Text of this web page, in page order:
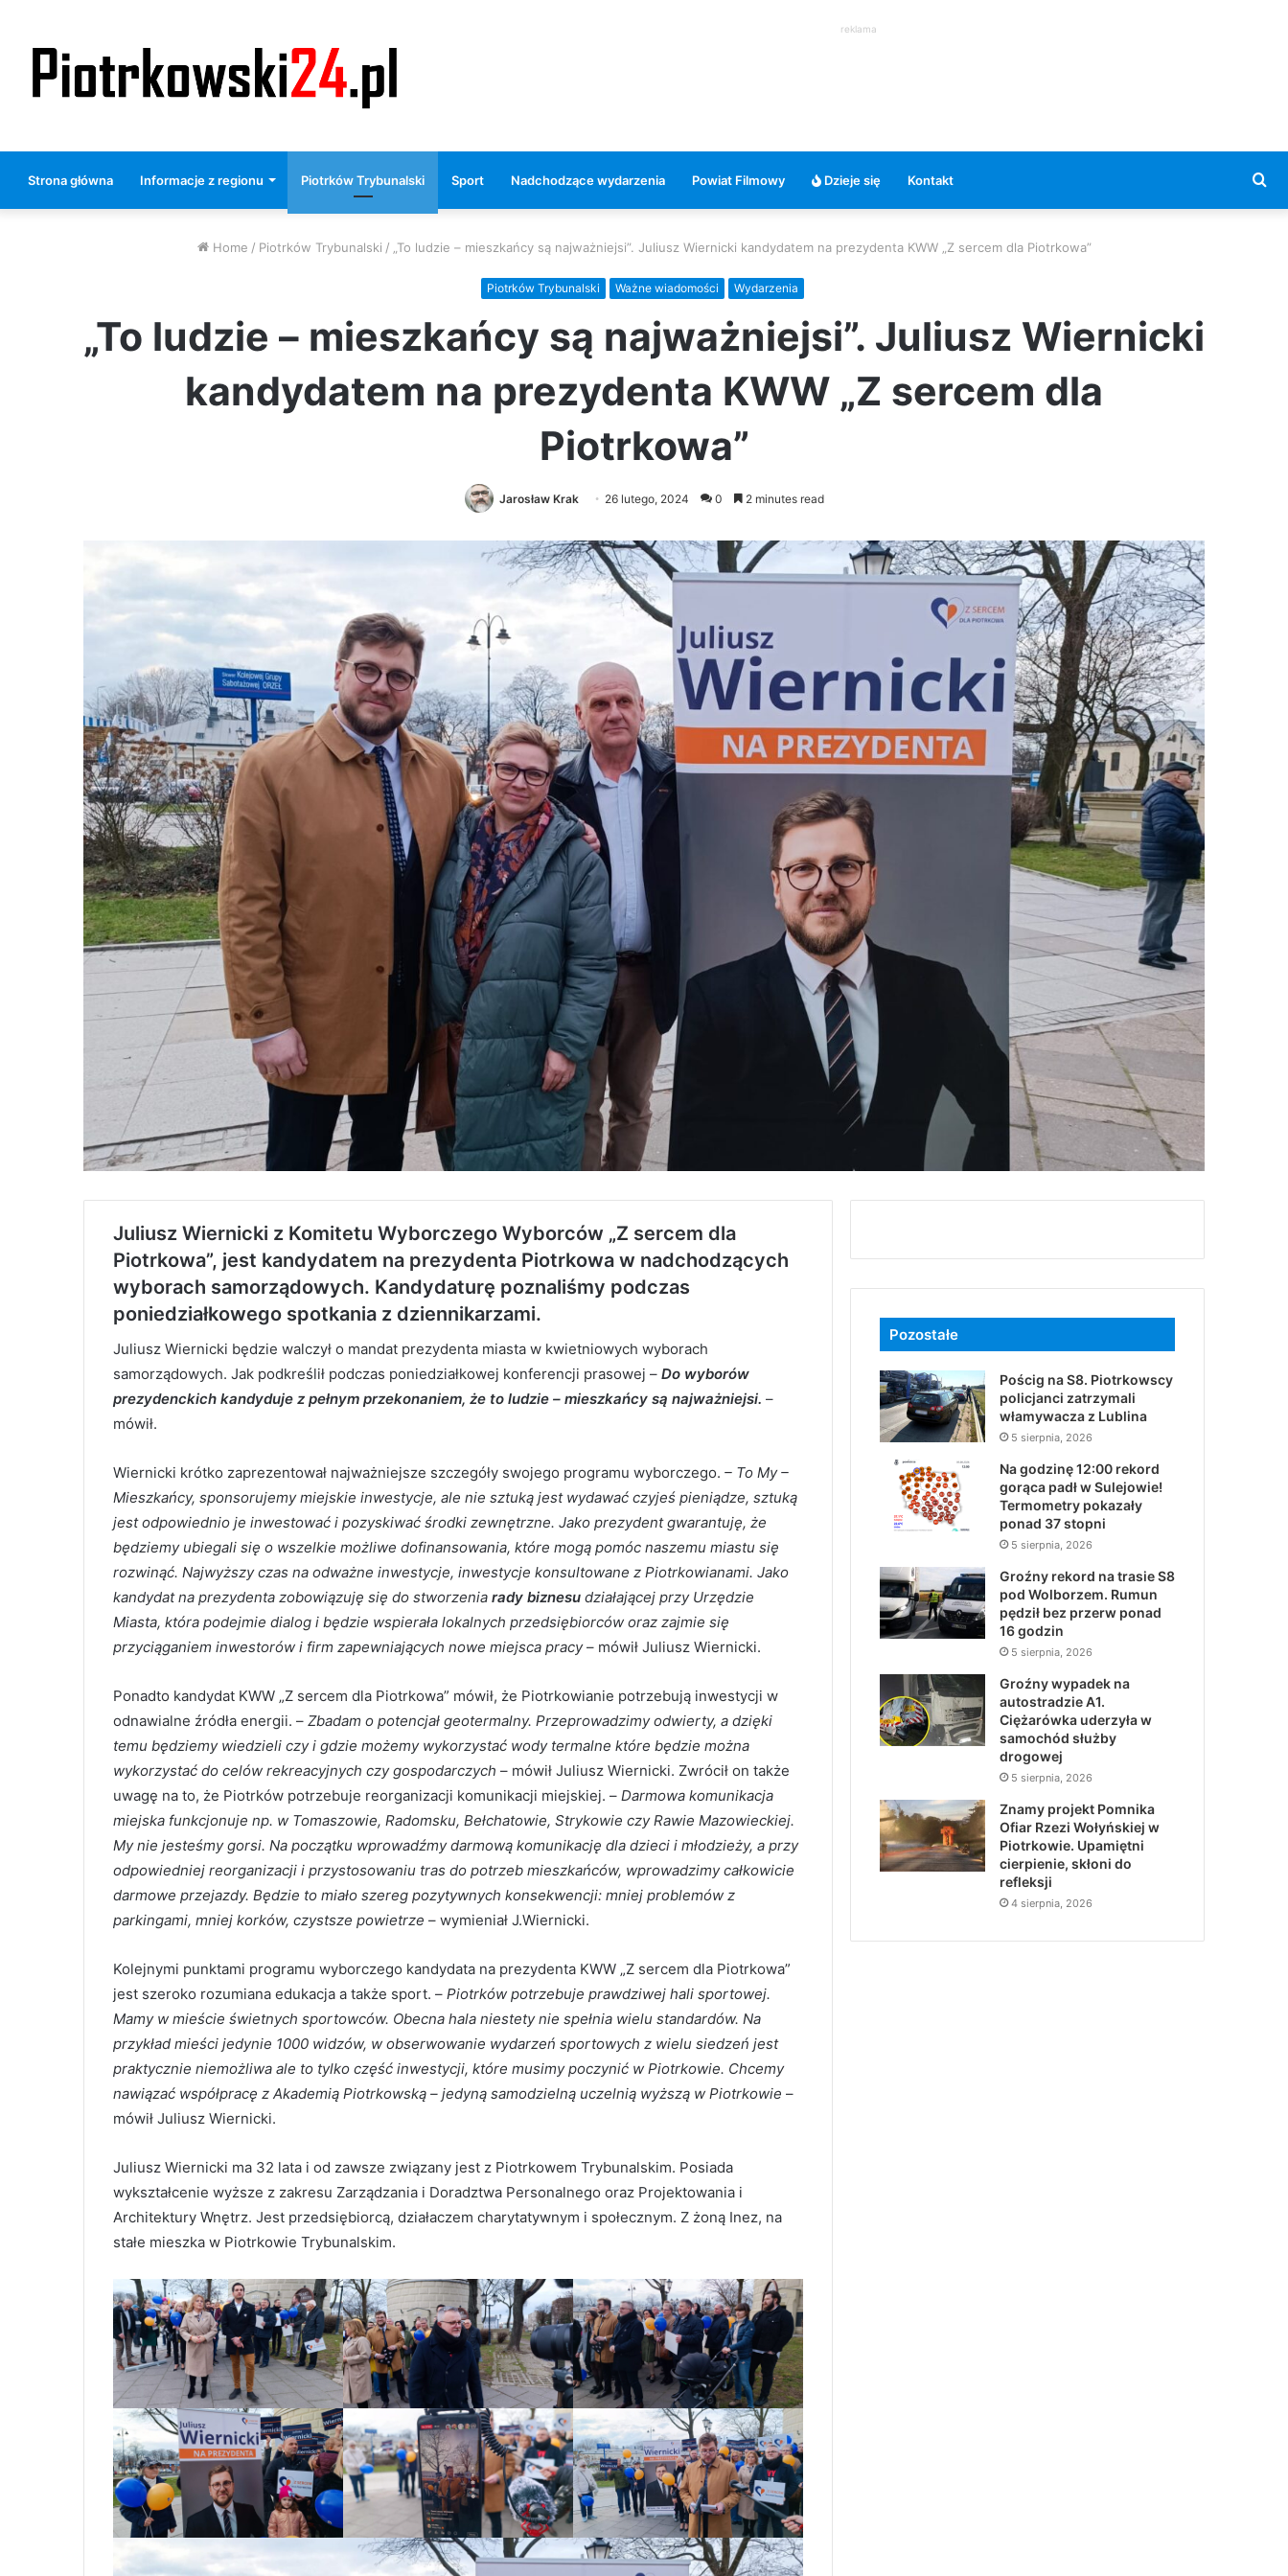
reklama
Strona główna Informacje z regionu Piotrków Trybunalski Sport Nadchodzące wydarzenia Powiat Filmowy Dzieje się Kontakt
Home / Piotrków Trybunalski / „To ludzie – mieszkańcy są najważniejsi”. Juliusz Wiernicki kandydatem na prezydenta KWW „Z sercem dla Piotrkowa”
Piotrków Trybunalski Ważne wiadomości Wydarzenia
„To ludzie – mieszkańcy są najważniejsi”. Juliusz Wiernicki
kandydatem na prezydenta KWW „Z sercem dla
Piotrkowa”
Jarosław Krak 26 lutego, 2024 0 2 minutes read
Juliusz Wiernicki z Komitetu Wyborczego Wyborców „Z sercem dla
Piotrkowa”, jest kandydatem na prezydenta Piotrkowa w nadchodzących
wyborach samorządowych. Kandydaturę poznaliśmy podczas
poniedziałkowego spotkania z dziennikarzami.
Juliusz Wiernicki będzie walczył o mandat prezydenta miasta w kwietniowych wyborach
samorządowych. Jak podkreślił podczas poniedziałkowej konferencji prasowej – Do wyborów
prezydenckich kandyduje z pełnym przekonaniem, że to ludzie – mieszkańcy są najważniejsi. –
mówił.
Wiernicki krótko zaprezentował najważniejsze szczegóły swojego programu wyborczego. – To My –
Mieszkańcy, sponsorujemy miejskie inwestycje, ale nie sztuką jest wydawać czyjeś pieniądze, sztuką
jest odpowiednio je inwestować i pozyskiwać środki zewnętrzne. Jako prezydent gwarantuję, że
będziemy ubiegali się o wszelkie możliwe dofinansowania, które mogą pomóc naszemu miastu się
rozwinąć. Najwyższy czas na odważne inwestycje, inwestycje konsultowane z Piotrkowianami. Jako
kandydat na prezydenta zobowiązuję się do stworzenia rady biznesu działającej przy Urzędzie
Miasta, która podejmie dialog i będzie wspierała lokalnych przedsiębiorców oraz zajmie się
przyciąganiem inwestorów i firm zapewniających nowe miejsca pracy– mówił Juliusz Wiernicki.
Ponadto kandydat KWW „Z sercem dla Piotrkowa” mówił, że Piotrkowianie potrzebują inwestycji w
odnawialne źródła energii. – Zbadam o potencjał geotermalny. Przeprowadzimy odwierty, a dzięki
temu będziemy wiedzieli czy i gdzie możemy wykorzystać wody termalne które będzie można
wykorzystać do celów rekreacyjnych czy gospodarczych – mówił Juliusz Wiernicki. Zwrócił on także
uwagę na to, że Piotrków potrzebuje reorganizacji komunikacji miejskiej. – Darmowa komunikacja
miejska funkcjonuje np. w Tomaszowie, Radomsku, Bełchatowie, Strykowie czy Rawie Mazowieckiej.
My nie jesteśmy gorsi. Na początku wprowadźmy darmową komunikację dla dzieci i młodzieży, a przy
odpowiedniej reorganizacji i przystosowaniu tras do potrzeb mieszkańców, wprowadzimy całkowicie
darmowe przejazdy. Będzie to miało szereg pozytywnych konsekwencji: mniej problemów z
parkingami, mniej korków, czystsze powietrze – wymieniał J.Wiernicki.
Kolejnymi punktami programu wyborczego kandydata na prezydenta KWW „Z sercem dla Piotrkowa”
jest szeroko rozumiana edukacja a także sport. – Piotrków potrzebuje prawdziwej hali sportowej.
Mamy w mieście świetnych sportowców. Obecna hala niestety nie spełnia wielu standardów. Na
przykład mieści jedynie 1000 widzów, w obserwowanie wydarzeń sportowych z wielu siedzeń jest
praktycznie niemożliwa ale to tylko część inwestycji, które musimy poczynić w Piotrkowie. Chcemy
nawiązać współpracę z Akademią Piotrkowską – jedyną samodzielną uczelnią wyższą w Piotrkowie –
mówił Juliusz Wiernicki.
Juliusz Wiernicki ma 32 lata i od zawsze związany jest z Piotrkowem Trybunalskim. Posiada
wykształcenie wyższe z zakresu Zarządzania i Doradztwa Personalnego oraz Projektowania i
Architektury Wnętrz. Jest przedsiębiorcą, działaczem charytatywnym i społecznym. Z żoną Inez, na
stałe mieszka w Piotrkowie Trybunalskim.
Pozostałe
Pościg na S8. Piotrkowscy
policjanci zatrzymali
włamywacza z Lublina
5 sierpnia, 2026
Na godzinę 12:00 rekord
gorąca padł w Sulejowie!
Termometry pokazały
ponad 37 stopni
5 sierpnia, 2026
Groźny rekord na trasie S8
pod Wolborzem. Rumun
pędził bez przerw ponad
16 godzin
5 sierpnia, 2026
Groźny wypadek na
autostradzie A1.
Ciężarówka uderzyła w
samochód służby
drogowej
5 sierpnia, 2026
Znamy projekt Pomnika
Ofiar Rzezi Wołyńskiej w
Piotrkowie. Upamiętni
cierpienie, skłoni do
refleksji
4 sierpnia, 2026